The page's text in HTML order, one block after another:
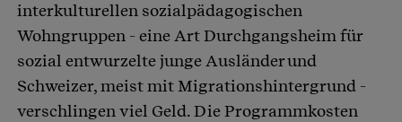
interkulturellen sozialpädagogischen
Wohngruppen - eine Art Durchgangsheim für
sozial entwurzelte junge Ausländer und
Schweizer, meist mit Migrationshintergrund -
verschlingen viel Geld. Die Programmkosten